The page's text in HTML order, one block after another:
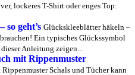
lockeres T-Shirt oder enges Top:
so geht’s Glückskleeblätter häkeln –
Ein typisches Glückssymbol
Anleitung zeigen...
mit Rippenmuster
Schals und Tücher kann